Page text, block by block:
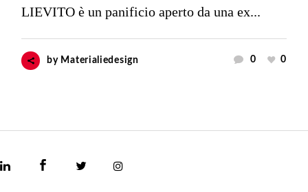
LIEVITO è un panificio aperto da una ex...
by Materialiedesign 0 0